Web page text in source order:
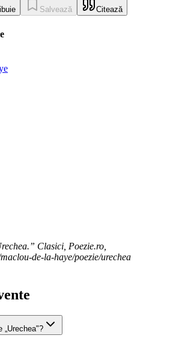
Salvează Citează
Clasici, Poezie.ro,
de-la-haye/poezie/urechea
„Urechea"?